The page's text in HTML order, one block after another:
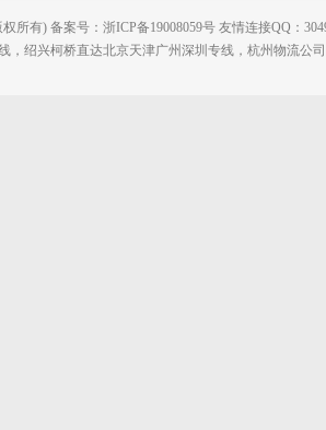
所有) 备案号：浙ICP备19008059号 友情连接QQ：
，绍兴柯桥直达北京天津广州深圳专线，杭州物流公